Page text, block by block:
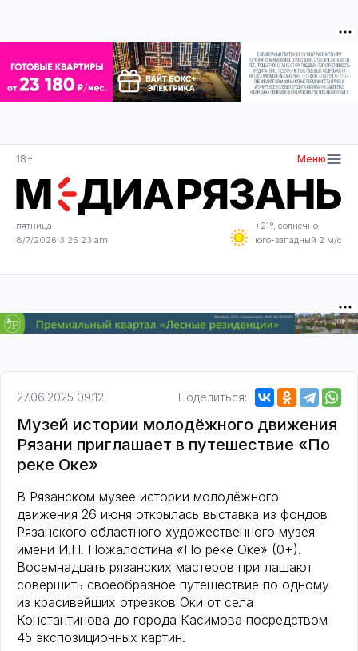
18+ Меню
пятница
8/7/2026 3:25:24 am
+21°, солнечно
юго-западный 2 м/с
27.06.2025 09:12 Поделиться:
Музей истории молодёжного движения
Рязани приглашает в путешествие «По
реке Оке»
В Рязанском музее истории молодёжного
движения 26 июня открылась выставка из фондов
Рязанского областного художественного музея
имени И.П. Пожалостина «По реке Оке» (0+).
Восемнадцать рязанских мастеров приглашают
совершить своеобразное путешествие по одному
из красивейших отрезков Оки от села
Константинова до города Касимова посредством
45 экспозиционных картин.